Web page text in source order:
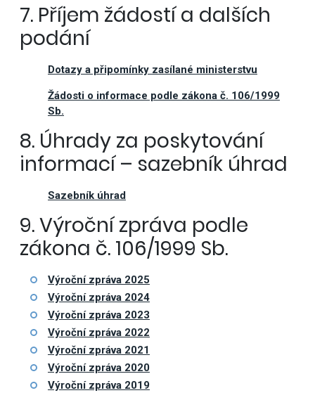
7. Příjem žádostí a dalších
podání
Dotazy a připomínky zasílané ministerstvu
Žádosti o informace podle zákona č. 106/1999
Sb.
8. Úhrady za poskytování
informací – sazebník úhrad
Sazebník úhrad
9. Výroční zpráva podle
zákona č. 106/1999 Sb.
Výroční zpráva 2025
Výroční zpráva 2024
Výroční zpráva 2023
Výroční zpráva 2022
Výroční zpráva 2021
Výroční zpráva 2020
Výroční zpráva 2019